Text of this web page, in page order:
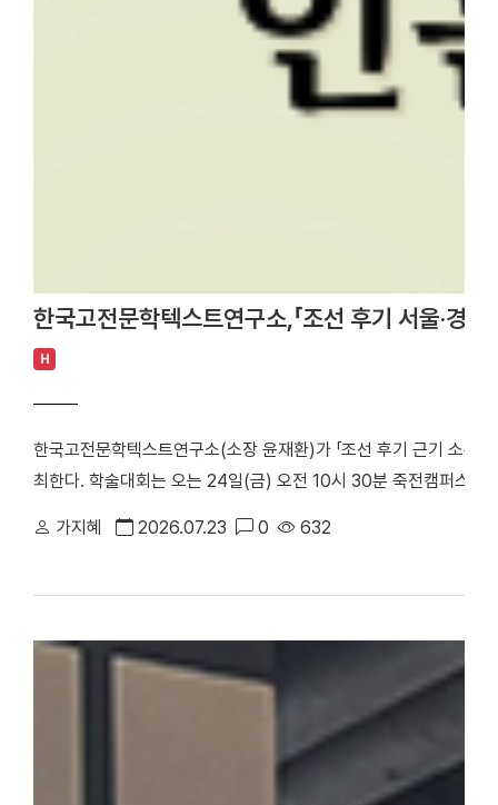
한국고전문학텍스트연구소,「조선 후기 서울·경
H
한국고전문학텍스트연구소(소장 윤재환)가 「조선 후기 근기 소론
최한다. 학술대회는 오는 24일(금) 오전 10시 30분 죽전캠퍼스
론 형성기 문인의 전개와 문학론」을 발표·토론한다. △유진희 연구
반 소론계 관료 문인의 시문학」을 발표·토론한다. 2부 세션에서
문학 이론」으로 시작된다. 이어 △유명석 연구교수(단국대)와 송
시문학」을 발표·토론한다. △박희인 연구교수(단국대)와 김민학
관과 시적 지향」을 발표·토론한다. △채지수 연구교수(단국대)와
이씨 문인들의 문학론과 한시」를 발표·토론한다. △이황진 교수(
가지혜 2026.07.23 0 632